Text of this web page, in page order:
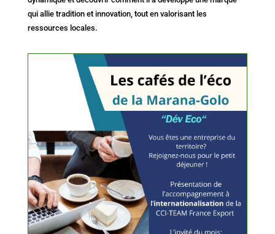
qui allie tradition et innovation, tout en valorisant les
ressources locales.